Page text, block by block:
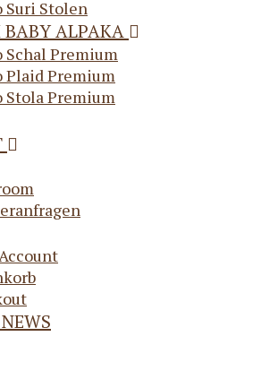
Suri Stolen
BABY ALPAKA
Schal Premium
Plaid Premium
Stola Premium